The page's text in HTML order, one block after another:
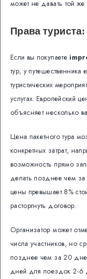
может не давать той же
Права
Если вы покупаете
тур, у
туристических
услугах. Европейский
объясняет несколько
Цена пакетного тура
конкретных затрат,
возможность прямо
делать позднее чем
цены превышает 8%
расторгнуть договор.
Организатор может
числа участников, но
позднее чем за 20
дней для поездок 2-6